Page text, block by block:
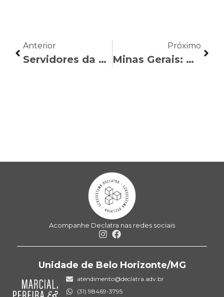
Anterior
Servidores da Saúde de Minas Gerais têm direito a progressão de carreira por escolaridade adicional
Próximo
Minas Gerais: Quem tem direito a receber a Gratificação de Incentivo à Eficientização dos Serviços (GIEFS)
Acompanhe Declatra nas redes sociais
Unidade de Belo Horizonte/MG
atendimento@declatra.adv.br
(31) 98469-3795